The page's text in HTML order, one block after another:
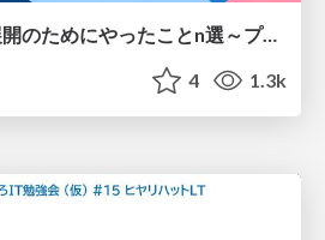
Claude Code全社展開のためにやったことn選～プラグイン302個・コミッター271人を支えるために～
4 1.3k